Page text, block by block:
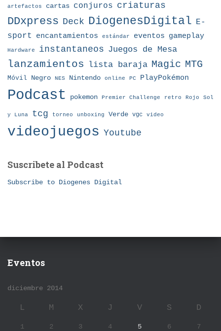
artefactos cartas conjuros criaturas
DDxpress Deck DiogenesDigital E-
sport
encantamientos estándar eventos gameplay
Hardware instantaneos Juegos de Mesa
lanzamientos lista baraja Magic MTG
Móvil Negro NES Nintendo online PC PlayPokémon
Podcast pokemon Premier Challenge retro Rojo Sol
y Luna tcg torneo unboxing Verde vgc video
videojuegos Youtube
Suscribete al Podcast
Subscribe to Diogenes Digital
Eventos
diciembre 2014
L M X J V S D
1 2 3 4 5 6 7